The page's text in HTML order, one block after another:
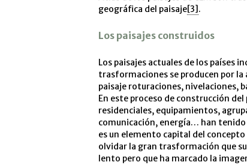
geográfica del paisaje[3].
Los paisajes construidos
Los paisajes actuales de los países
trasformaciones se producen por
paisaje roturaciones, nivelaciones,
En este proceso de construcción
residenciales, equipamientos,
comunicación, energía… han
es un elemento capital del
olvidar la gran trasformación que
lento pero que ha marcado la